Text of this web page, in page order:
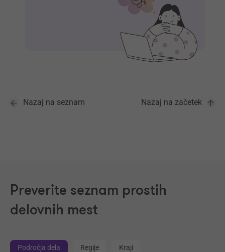
Nazaj na seznam Nazaj na začetek
Preverite seznam prostih
delovnih mest
Področja dela Regije Kraji